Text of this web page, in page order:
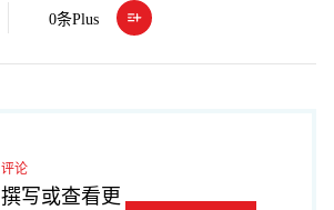
0条Plus
评论
撰写或查看更